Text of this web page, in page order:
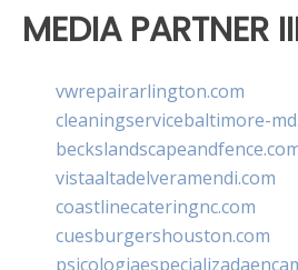
MEDIA PARTNER
vwrepairarlington.com
cleaningservicebaltimore-
vistaaltadelveramendi.com
coastlinecateringnc.com
cuesburgershouston.com